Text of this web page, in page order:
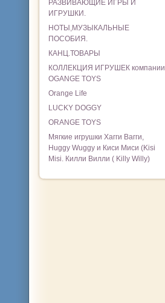
РАЗВИВАЮЩИЕ ИГРЫ И
ИГРУШКИ.
НОТЫ,МУЗЫКАЛЬНЫЕ
ПОСОБИЯ.
КАНЦ.ТОВАРЫ
КОЛЛЕКЦИЯ ИГРУШЕК компании
OGANGE TOYS
Orange Life
LUCKY DOGGY
ORANGE TOYS
Мягкие игрушки Хагги Вагги,
Huggy Wuggy и Киси Миси (Kisi
Misi. Килли Вилли ( Killy Willy)